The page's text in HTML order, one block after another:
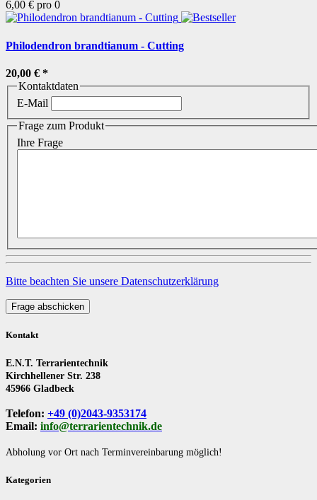
6,00 € pro 0
Philodendron brandtianum - Cutting
20,00 € *
Kontaktdaten
E-Mail
Frage zum Produkt
Ihre Frage
Bitte beachten Sie unsere Datenschutzerklärung
Frage abschicken
Kontakt
E.N.T. Terrarientechnik
Kirchhellener Str. 238
45966 Gladbeck
Telefon: +49 (0)2043-9353174
Email: info@terrarientechnik.de
Abholung vor Ort nach Terminvereinbarung möglich!
Kategorien